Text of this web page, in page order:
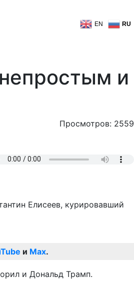
EN RU
и
Просмотров: 2559
Елисеев, курировавший
и Max.
и Дональд Трамп.